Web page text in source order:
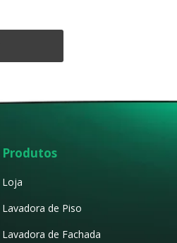
Produtos
Loja
Lavadora de Piso
Lavadora de Fachada